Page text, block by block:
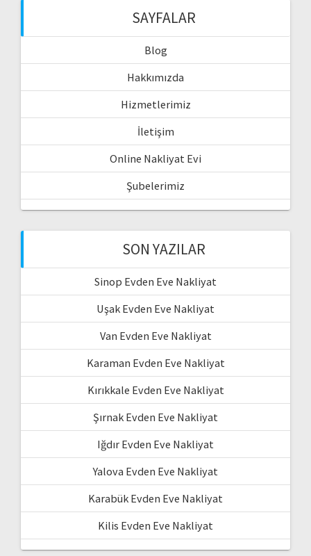
SAYFALAR
Blog
Hakkımızda
Hizmetlerimiz
İletişim
Online Nakliyat Evi
Şubelerimiz
SON YAZILAR
Sinop Evden Eve Nakliyat
Uşak Evden Eve Nakliyat
Van Evden Eve Nakliyat
Karaman Evden Eve Nakliyat
Kırıkkale Evden Eve Nakliyat
Şırnak Evden Eve Nakliyat
Iğdır Evden Eve Nakliyat
Yalova Evden Eve Nakliyat
Karabük Evden Eve Nakliyat
Kilis Evden Eve Nakliyat